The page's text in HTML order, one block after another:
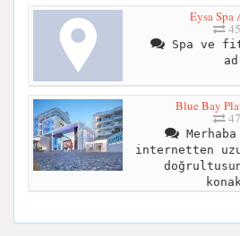
Eysa
Spa ve
Blue Bay
internetten